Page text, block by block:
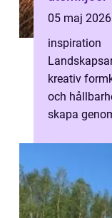
05 maj 2026
inspiration
kreativ
och
skapa